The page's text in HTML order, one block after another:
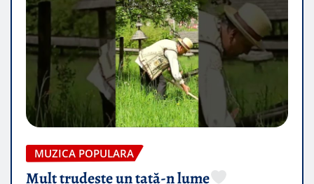
MUZICA POPULARA
Mult trudește un tată-n lume